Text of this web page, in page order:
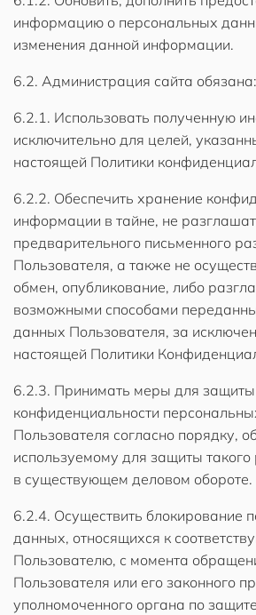
информацию о персональных
изменения данной информации.
6.2. Администрация сайта обязана:
6.2.1. Использовать полученную
исключительно для целей,
настоящей Политики
6.2.2. Обеспечить хранение
информации в тайне, не
предварительного письменного
Пользователя, а также не
обмен, опубликование, либо
возможными способами
данных Пользователя, за
настоящей Политики
6.2.3. Принимать меры для защиты
конфиденциальности
Пользователя согласно порядку,
используемому для защиты
в существующем деловом обороте.
6.2.4. Осуществить блокирование
данных, относящихся к
Пользователю, с момента
Пользователя или его законного
уполномоченного органа по